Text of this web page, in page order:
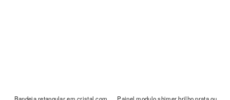
Bandeja retangular em cristal com Painel modulo shimer brilho prata ou